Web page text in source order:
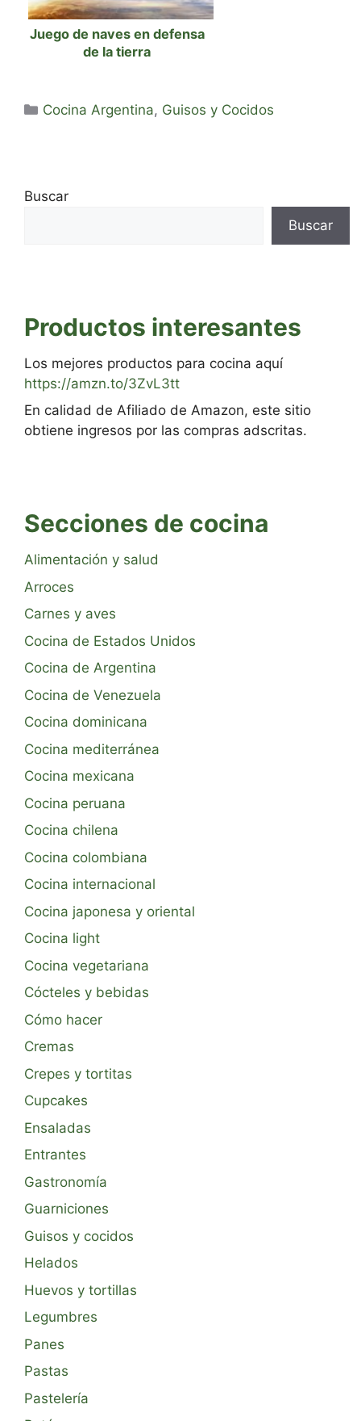
Juego de naves en defensa
de la tierra
Categorías
Cocina Argentina, Guisos y Cocidos
Buscar
Buscar
Productos interesantes
Los mejores productos para cocina aquí
https://amzn.to/3ZvL3tt
En calidad de Afiliado de Amazon, este sitio
obtiene ingresos por las compras adscritas.
Secciones de cocina
Alimentación y salud
Arroces
Carnes y aves
Cocina de Estados Unidos
Cocina de Argentina
Cocina de Venezuela
Cocina dominicana
Cocina mediterránea
Cocina mexicana
Cocina peruana
Cocina chilena
Cocina colombiana
Cocina internacional
Cocina japonesa y oriental
Cocina light
Cocina vegetariana
Cócteles y bebidas
Cómo hacer
Cremas
Crepes y tortitas
Cupcakes
Ensaladas
Entrantes
Gastronomía
Guarniciones
Guisos y cocidos
Helados
Huevos y tortillas
Legumbres
Panes
Pastas
Pastelería